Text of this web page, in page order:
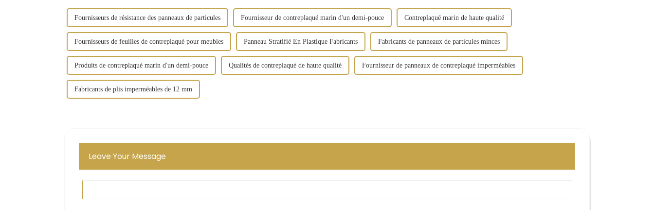
Fournisseurs de résistance des panneaux de particules Fournisseur de contreplaqué marin d'un demi-pouce Contreplaqué marin de haute qualité
Fournisseurs de feuilles de contreplaqué pour meubles Panneau Stratifié En Plastique Fabricants Fabricants de panneaux de particules minces
Produits de contreplaqué marin d'un demi-pouce Qualités de contreplaqué de haute qualité Fournisseur de panneaux de contreplaqué imperméables
Fabricants de plis imperméables de 12 mm
Leave Your Message